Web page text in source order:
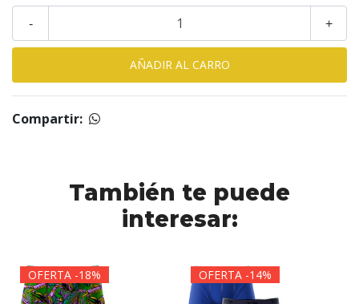
+
-
Compartir:
También te puede
interesar:
OFERTA -18% OFERTA -14%